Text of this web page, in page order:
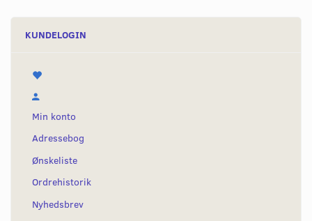
KUNDELOGIN
Min konto
Adressebog
Ønskeliste
Ordrehistorik
Nyhedsbrev